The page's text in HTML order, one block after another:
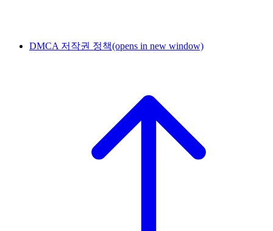
DMCA 저작권 정책(opens in new window)